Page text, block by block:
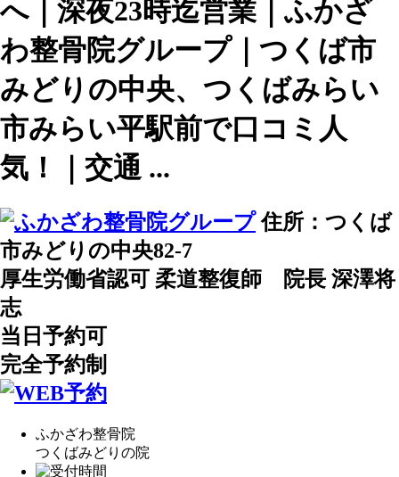
へ｜深夜23時迄営業｜ふかざ
わ整骨院グループ｜つくば市
みどりの中央、つくばみらい
市みらい平駅前で口コミ人
気！｜交通 ...
住所：つくば
市みどりの中央82-7
厚生労働省認可 柔道整復師 院長 深澤将
志
当日予約可
完全予約制
ふかざわ整骨院
つくばみどりの院